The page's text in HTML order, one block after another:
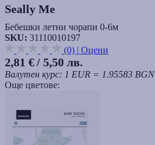
Seally Me
Бебешки летни чорапи 0-6м
SKU: 31110010197
(0) | Оцени
2,81 €/ 5,50 лв.
Валутен курс: 1 EUR = 1.95583 BGN
Още цветове: